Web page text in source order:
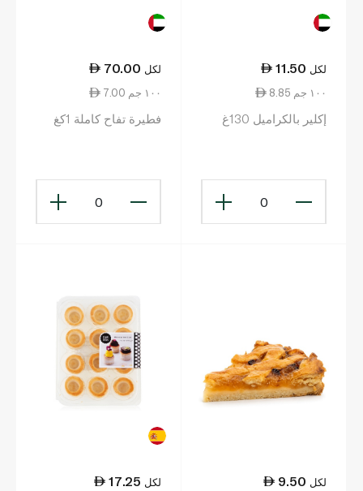
11.50 لكل
8.85 ١٠٠ جم
إكلير بالكراميل 130غ
0
70.00 لكل
7.00 ١٠٠ جم
فطيرة تفاح كاملة 1كغ
0
9.50 لكل 17.25 لكل